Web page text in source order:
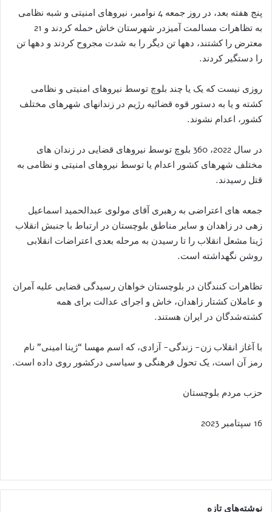
پنج هفته بعد، در روز جمعه 4 نوامبر، نیروهای امنیتی و شبه نظامی
به تظاهرات مسالمت آمیزدر شهرستان خاش حمله کردند و 21
معترض را کشتند، دهها تن دیگر را به شدت مجروح کردند و دهها تن
را دستگیر کردند.
روزی نیست که یک یا چند بلوچ توسط نیروهای امنیتی و نظامی
کشته و یا به دستور قوه قضائیه رژیم در زندانهای شهرهای مختلف
کشور، اعدام نشوند.
در سال 2022، 360 بلوچ توسط نیروهای قضایی در زندان های
مختلف شهرهای کشور اعدام یا توسط نیروهای امنیتی و نظامی به
قتل رسیدند.
جمعه های اعتراضی به رهبری آقای مولوی عبدالحمید اسماعیل
زهی در زاهدان و سایر مناطق بلوچستان در ارتباط با جنبش انقلاب
ژینا مشعل انقلاب را تا رسیدن به مرحله بعدی اعتراضات انقلابی
روشن نگهداشته است.
تظاهرات کنندگان در بلوچستان خواهان رسیدگی قضایی علیه آمران
و عاملان کشتار زاهدان، خاش و اجرای عدالت برای همه
کشته‌شدگان در ایران هستند.
با آغاز انقلاب زن- زندگی- آزادی، که اسم مهسا “ژینا امینی” نام
رمز آن است، یک تحول فرهنگی و سیاسی درکشور روی داده است.
حزب مردم بلوچستان
16 سپتامبر 2023
نوشته‌های تازه